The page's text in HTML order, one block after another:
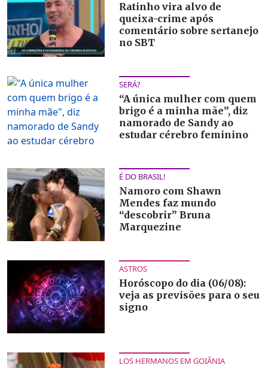
Ratinho vira alvo de
queixa-crime após
comentário sobre sertanejo
no SBT
SERÁ?
“A única mulher com quem
brigo é a minha mãe”, diz
namorado de Sandy ao
estudar cérebro feminino
É DO BRASIL!
Namoro com Shawn
Mendes faz mundo
“descobrir” Bruna
Marquezine
ASTROS
Horóscopo do dia (06/08):
veja as previsões para o seu
signo
LOS HERMANOS EM GOIÂNIA